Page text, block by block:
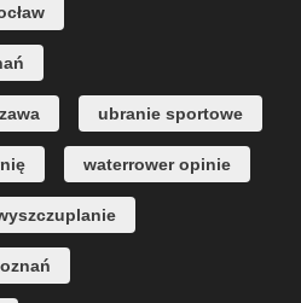
ubranie sportowe
waterrower opinie